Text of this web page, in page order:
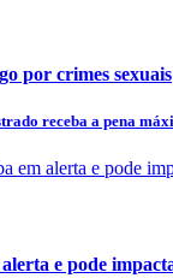
por crimes sexuais
receba a pena
e pode